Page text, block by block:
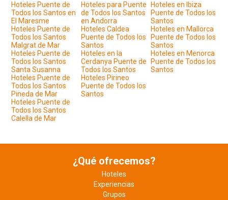
Hoteles Puente de
Todos los Santos en
El Maresme
Hoteles para Puente
de Todos los Santos
en Andorra
Hoteles en Ibiza
Puente de Todos los
Santos
Hoteles Puente de
Todos los Santos
Malgrat de Mar
Hoteles Caldea
Puente de Todos los
Santos
Hoteles en Mallorca
Puente de Todos los
Santos
Hoteles Puente de
Todos los Santos
Santa Susanna
Hoteles en la
Cerdanya Puente de
Todos los Santos
Hoteles en Menorca
Puente de Todos los
Santos
Hoteles Puente de
Todos los Santos
Pineda de Mar
Hoteles Pirineo
Puente de Todos los
Santos
Hoteles Puente de
Todos los Santos
Calella de Mar
¿Qué ofrecemos?
Hoteles
Experiencias
Grupos